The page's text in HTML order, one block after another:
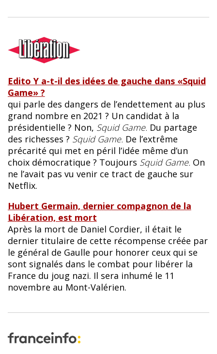
Edito Y a-t-il des idées de gauche dans «Squid
Game» ?
qui parle des dangers de l’endettement au plus
grand nombre en 2021 ? Un candidat à la
présidentielle ? Non, Squid Game. Du partage
des richesses ? Squid Game. De l’extrême
précarité qui met en péril l’idée même d’un
choix démocratique ? Toujours Squid Game. On
ne l’avait pas vu venir ce tract de gauche sur
Netflix.
Hubert Germain, dernier compagnon de la
Libération, est mort
Après la mort de Daniel Cordier, il était le
dernier titulaire de cette récompense créée par
le général de Gaulle pour honorer ceux qui se
sont signalés dans le combat pour libérer la
France du joug nazi. Il sera inhumé le 11
novembre au Mont-Valérien.